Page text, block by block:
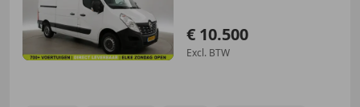
€ 10.500
Excl. BTW